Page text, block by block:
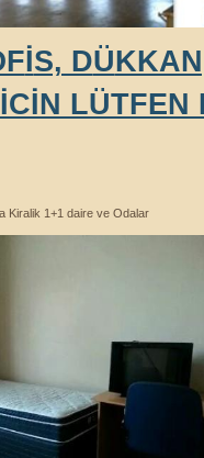
İS, DÜ
İCİN LÜTFEN
Kiralik 1+1 daire ve Odalar